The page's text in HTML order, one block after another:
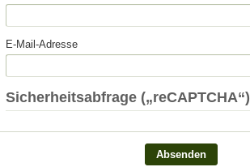
E-Mail-Adresse
Sicherheitsabfrage („reCAPTCHA“)